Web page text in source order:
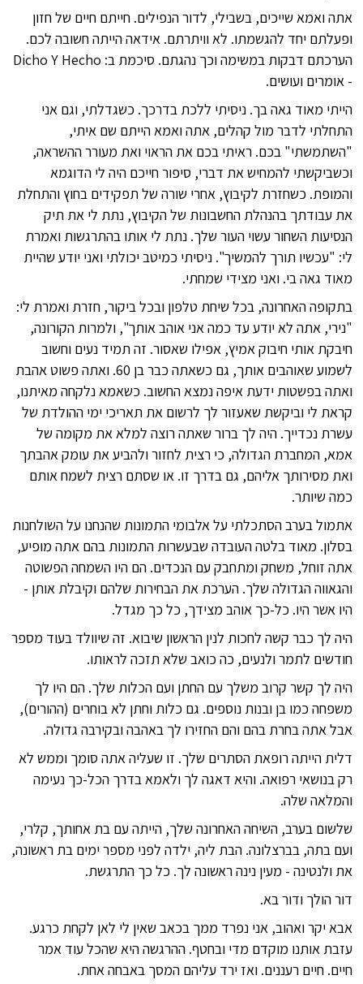
אתה ואמא שייכים, בשבילי, לדור הנפילים. חייתם חיים של חזון
ופעלתם יחד להגשמתו. לא וויתרתם. אידאה הייתה חשובה לכם.
הערכתם דבקות במשימה וכך נהגתם. סיכמת ב: Dicho Y Hecho
- אומרים ועושים.
הייתי מאוד גאה בך. ניסיתי ללכת בדרכך. כשגדלתי, וגם אני
התחלתי לדבר מול קהלים, אתה ואמא הייתם שם איתי,
"השתמשתי" בכם. ראיתי בכם את הראוי ואת מעורר ההשראה,
וכשביקשתי להמחיש את דברי, סיפור חייכם היה לי הדוגמא
והמופת. כשחזרת לקיבוץ, אחרי שורה של תפקידים בחוץ והתחלת
את עבודתך בהנהלת החשבונות של הקיבוץ, נתת לי את תיק
הנסיעות השחור עשוי העור שלך. נתת לי אותו בהתרגשות ואמרת
לי: "עכשיו תורך להמשיך". ניסיתי כמיטב יכולתי ואני יודע שהיית
מאוד גאה בי. ואני מצידי שמחתי.
בתקופה האחרונה, בכל שיחת טלפון ובכל ביקור, חזרת ואמרת לי:
"נירי, אתה לא יודע עד כמה אני אוהב אותך", ולמרות הקורונה,
חיבקת אותי חיבוק אמיץ, אפילו שאסור. זה תמיד נעים וחשוב
לשמוע שאוהבים אותך, גם כשאתה כבר בן 60. ואתה פשוט אהבת
ואתה בפשטות ידעת איפה נמצא החשוב. כשאמא נלקחה מאיתנו,
קראת לי וביקשת שאעזור לך לרשום את תאריכי ימי ההולדת של
עשרת נכדייך. היה לך ברור שאתה רוצה למלא את מקומה של
אמא, המחברת הגדולה, כי רצית לחזור ולהביע את עומק אהבתך
ואת מסירותך אליהם, גם בדרך זו. או שסתם רצית לשמח אותם
כמה שיותר.
אתמול בערב הסתכלתי על אלבומי התמונות שהנחנו על השולחנות
בסלון. מאוד בלטה העובדה שבעשרות התמונות בהם אתה מופיע,
אתה זוחל, משחק ומתחבק עם הנכדים. הם היו השמחה הפשוטה
והגאווה הגדולה שלך. הערכת את הבחירות שלהם וקיבלת אותן -
היו אשר היו. כל-כך אוהב מצידך, כל כך מגדל.
היה לך כבר קשה לחכות לנין הראשון שיבוא. זה שיוולד בעוד מספר
חודשים לתמר ולנעים, כה כואב שלא תזכה לראותו.
היה לך קשר קרוב משלך עם החתן ועם הכלות שלך. הם היו לך
משפחה כמו בן ובנות נוספים. גם כלות וחתן לא בוחרים (ההורים),
אבל אתה בחרת בהם והם החזירו לך באהבה ובקירבה גדולה.
דלית הייתה רופאת הסתרים שלך. זו שעליה אתה סומך וממש לא
רק בנושאי רפואה. והיא דאגה לך ולאמא בדרך הכל-כך נעימה
והמלאה שלה.
שלשום בערב, השיחה האחרונה שלך, הייתה עם בת אחותך, קלרי,
ועם בתה, בברצלונה. הבת ליה, ילדה לפני מספר ימים בת ראשונה,
את ולנטינה - מעין נינה ראשונה לך. כל כך התרגשת.
דור הולך ודור בא.
אבא יקר ואהוב, אני נפרד ממך בכאב שאין לי לאן לקחת כרגע.
עזבת אותנו מוקדם מדי ובחטף. ההרגשה היא שהכל עוד אמר
חיים. חיים רעננים. ואז ירד עליהם המסך באבחה אחת.